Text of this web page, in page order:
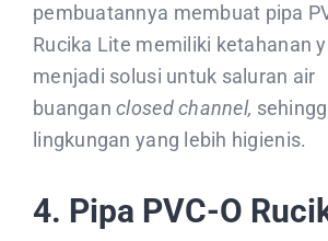
pembuatannya membuat pipa
Rucika Lite memiliki ketahanan
menjadi solusi untuk saluran air
buanganclosed channel,
lingkungan yang lebih higienis.
4. Pipa PVC-O